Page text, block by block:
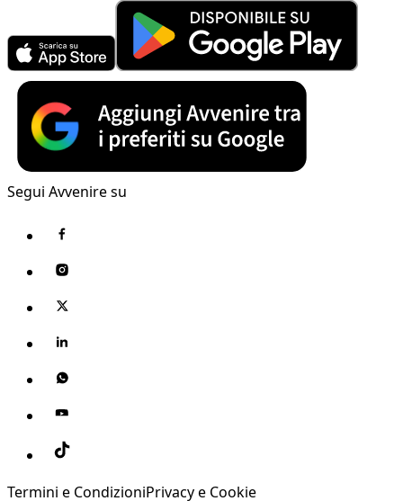
Segui Avvenire su
Termini e CondizioniPrivacy e Cookie